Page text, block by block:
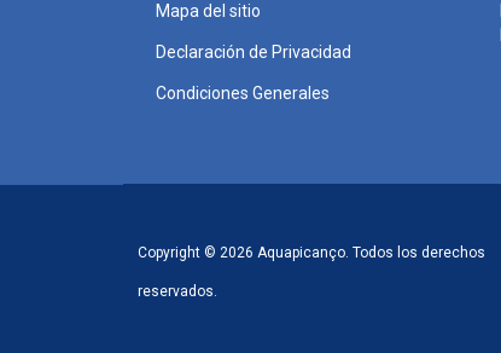
Mapa del sitio
Declaración de Privacidad
Condiciones Generales
Copyright © 2026 Aquapicanço. Todos los derechos
reservados.